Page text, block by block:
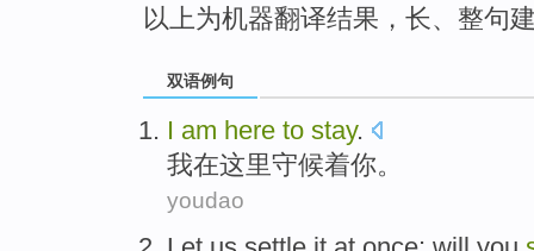
以上为机器翻译结果，长、整句
双语例句
I am here to stay.
我在这里守候着你。
youdao